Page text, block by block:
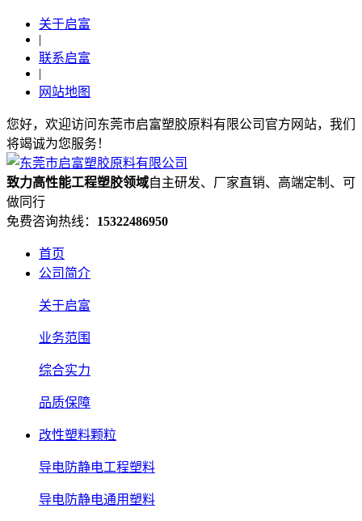
关于启富
|
联系启富
|
网站地图
您好，欢迎访问东莞市启富塑胶原料有限公司官方网站，我们
将竭诚为您服务！
致力高性能工程塑胶领域自主研发、厂家直销、高端定制、可
做同行
免费咨询热线： 15322486950
首页
公司简介
关于启富
业务范围
综合实力
品质保障
改性塑料颗粒
导电防静电工程塑料
导电防静电通用塑料